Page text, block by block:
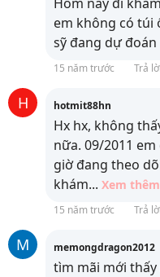
em không có túi
sỹ đang dự
15 năm trước Trả lời
H hotmit88hn
Hx hx, không
nữa. 09/2011
giờ đang theo
khám... Xem thêm
15 năm trước Trả lời
M memongdragon2012
tìm mãi mới thấy